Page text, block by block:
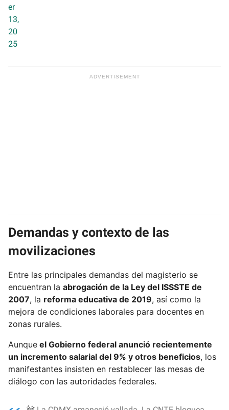
er
13,
20
25
Demandas y contexto de las
movilizaciones
Entre las principales demandas del magisterio se
encuentran la abrogación de la Ley del ISSSTE de
2007, la reforma educativa de 2019, así como la
mejora de condiciones laborales para docentes en
zonas rurales.
Aunque el Gobierno federal anunció recientemente
un incremento salarial del 9% y otros beneficios, los
manifestantes insisten en restablecer las mesas de
diálogo con las autoridades federales.